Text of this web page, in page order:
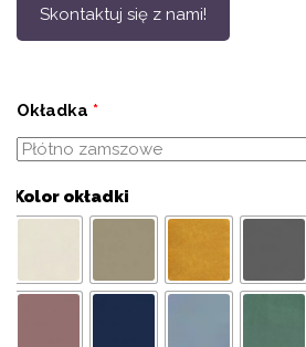
Skontaktuj się z nami!
Okładka *
Kolor okładki